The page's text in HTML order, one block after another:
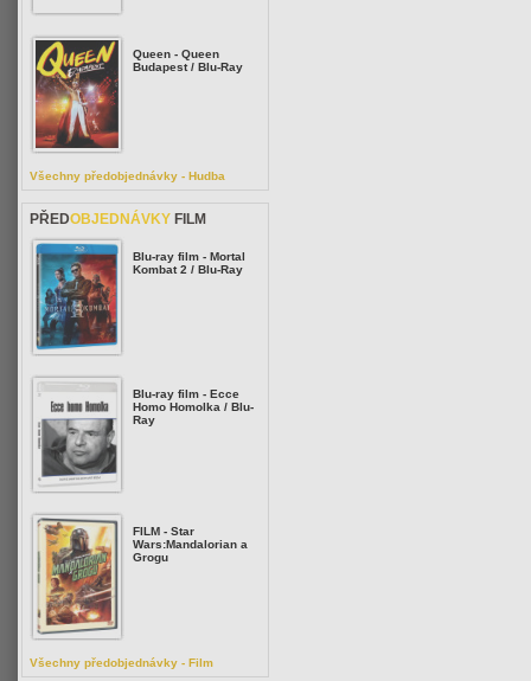
Queen - Queen
Budapest / Blu-Ray
Všechny předobjednávky - Hudba
PŘEDOBJEDNÁVKY FILM
Blu-ray film - Mortal
Kombat 2 / Blu-Ray
Blu-ray film - Ecce
Homo Homolka / Blu-
Ray
FILM - Star
Wars:Mandalorian a
Grogu
Všechny předobjednávky - Film